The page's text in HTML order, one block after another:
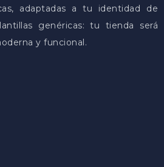
adaptadas a tu identidad de
genéricas: tu tienda será
y funcional.